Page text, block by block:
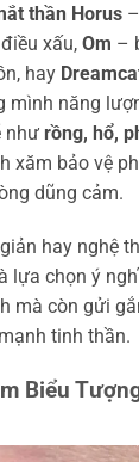
thần Horus
xấu, Om –
hay
mình năng
như rồng, hổ,
xăm bảo vệ
dũng cảm.
hay nghệ
lựa chọn ý
mà còn gửi
tinh thần.
Biểu